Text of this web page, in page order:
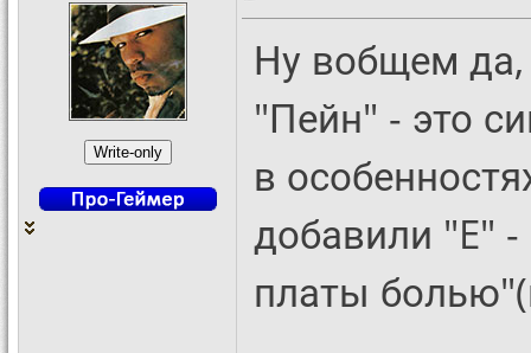
Ну вобщем
"Пейн" - это
в
добавили "E"
платы